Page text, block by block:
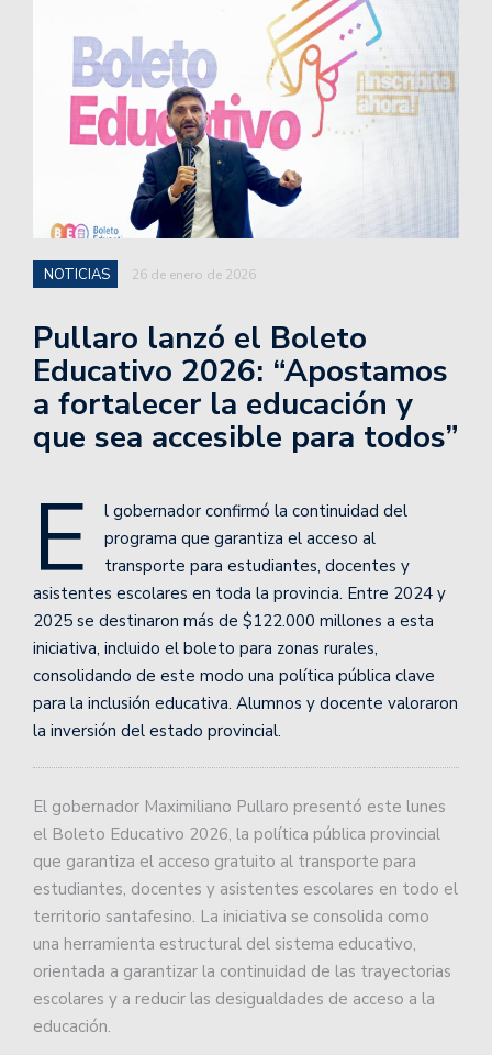
NOTICIAS 26 de enero de 2026
Pullaro lanzó el Boleto
Educativo 2026: “Apostamos
a fortalecer la educación y
que sea accesible para todos”
E
l gobernador confirmó la continuidad del
programa que garantiza el acceso al
transporte para estudiantes, docentes y
asistentes escolares en toda la provincia. Entre 2024 y
2025 se destinaron más de $122.000 millones a esta
iniciativa, incluido el boleto para zonas rurales,
consolidando de este modo una política pública clave
para la inclusión educativa. Alumnos y docente valoraron
la inversión del estado provincial.
El gobernador Maximiliano Pullaro presentó este lunes
el Boleto Educativo 2026, la política pública provincial
que garantiza el acceso gratuito al transporte para
estudiantes, docentes y asistentes escolares en todo el
territorio santafesino. La iniciativa se consolida como
una herramienta estructural del sistema educativo,
orientada a garantizar la continuidad de las trayectorias
escolares y a reducir las desigualdades de acceso a la
educación.